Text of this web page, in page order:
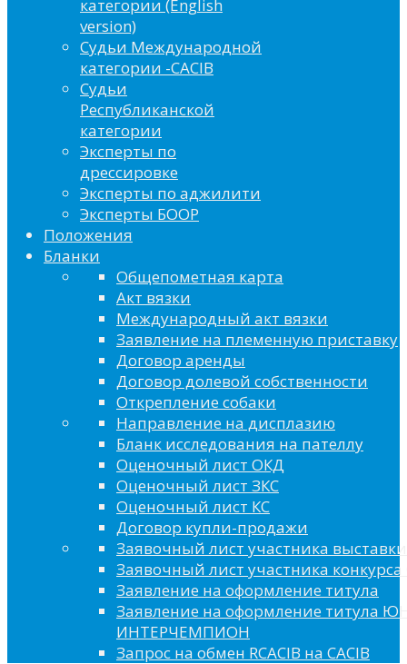
категории (English
version)
Судьи Международной
категории -CACIB
Судьи
Республиканской
категории
Эксперты по
дрессировке
Эксперты по аджилити
Эксперты БООР
Положения
Бланки
Общепометная карта
Акт вязки
Международный акт вязки
Заявление на племенную приставку
Договор аренды
Договор долевой собственности
Открепление собаки
Направление на дисплазию
Бланк исследования на пателлу
Оценочный лист ОКД
Оценочный лист ЗКС
Оценочный лист КС
Договор купли-продажи
Заявочный лист участника выставки
Заявочный лист участника конкурса
Заявление на оформление титула
Заявление на оформление титула
ИНТЕРЧЕМПИОН
Запрос на обмен RCACIB на CACIB